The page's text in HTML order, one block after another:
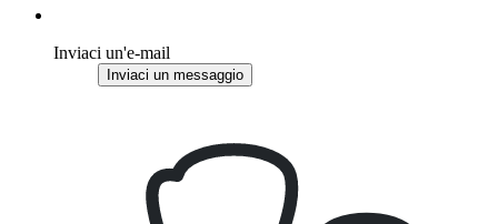
Inviaci un'e-mail
Inviaci un messaggio